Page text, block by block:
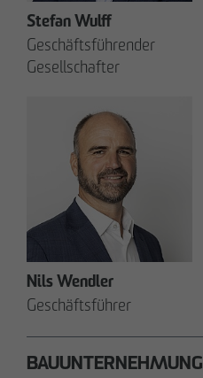
Stefan Wulff
Geschäftsführender
Gesellschafter
Nils Wendler
Geschäftsführer
BAUUNTERNEHMUNG